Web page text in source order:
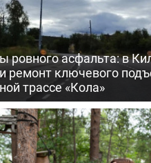
ровного асфальта: в
ремонт ключевого
трассе «Кола»